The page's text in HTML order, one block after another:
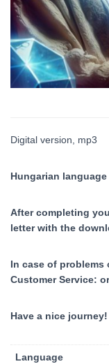
Digital version, mp3
Hungarian language
After completing
letter with the
In case of
Customer Service:
Have a nice journey!
Language